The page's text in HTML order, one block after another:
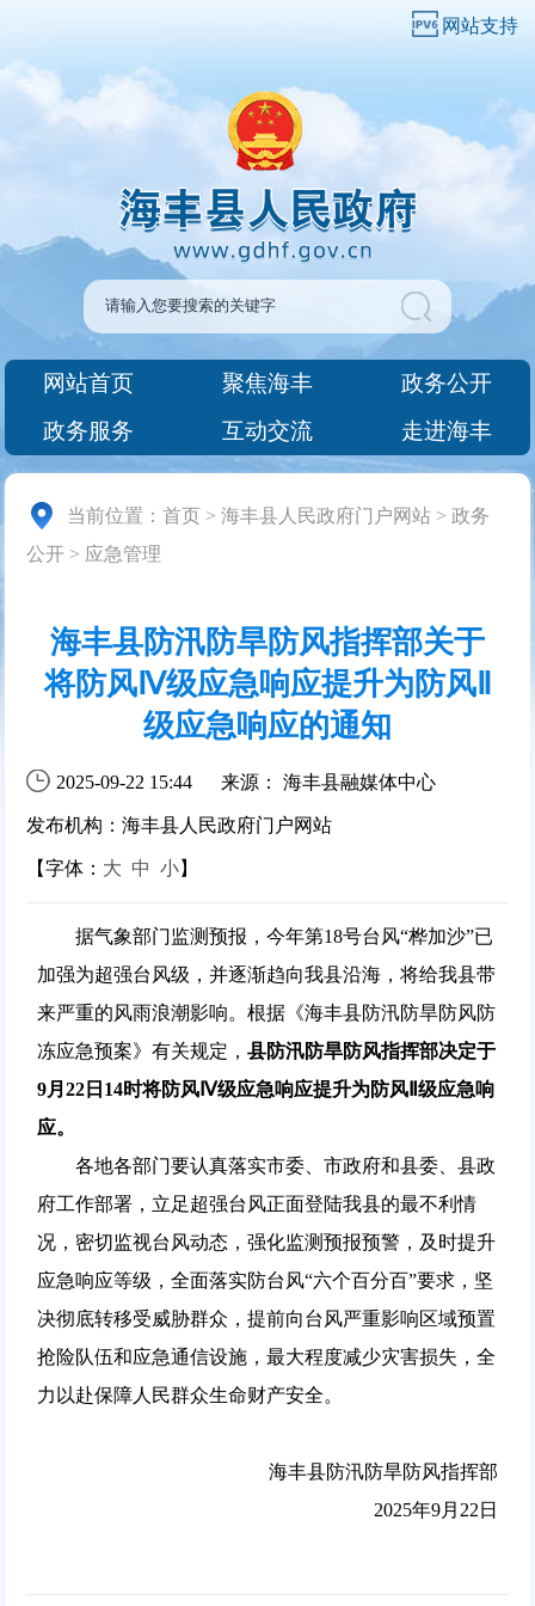
网站支持
网站首页 聚焦海丰
政务公开
政务服务
互动交流 走进海丰
当前位置：首页 >海丰县人民政府门户网站 >政务
公开 > 应急管理
海丰县防汛防旱防风指挥部关于
将防风Ⅳ级应急响应提升为防风Ⅱ
级应急响应的通知
2025-09-22 15:44 来源： 海丰县融媒体中心
发布机构：海丰县人民政府门户网站
【字体： 大 中 小】
据气象部门监测预报，今年第18号台风“桦加沙”已
加强为超强台风级，并逐渐趋向我县沿海，将给我县带
来严重的风雨浪潮影响。根据《海丰县防汛防旱防风防
冻应急预案》有关规定， 县防汛防旱防风指挥部决定于
9月22日14时将防风Ⅳ级应急响应提升为防风Ⅱ级应急响
应。
各地各部门要认真落实市委、市政府和县委、县政
府工作部署，立足超强台风正面登陆我县的最不利情
况，密切监视台风动态，强化监测预报预警，及时提升
应急响应等级，全面落实防台风“六个百分百”要求，坚
决彻底转移受威胁群众，提前向台风严重影响区域预置
抢险队伍和应急通信设施，最大程度减少灾害损失，全
力以赴保障人民群众生命财产安全。
海丰县防汛防旱防风指挥部
2025年9月22日